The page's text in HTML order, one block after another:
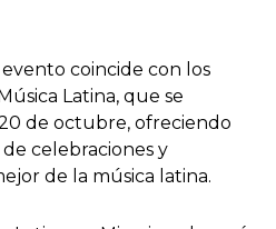
evento coincide con los
Latina, que se
de octubre, ofreciendo
celebraciones y
de la música latina.